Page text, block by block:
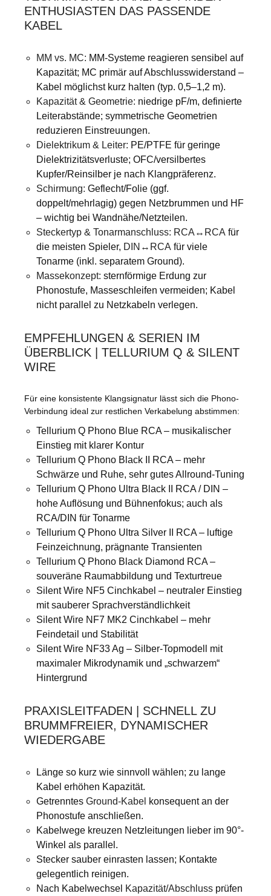
ENTHUSIASTEN DAS PASSENDE
KABEL
MM vs. MC: MM-Systeme reagieren sensibel auf
Kapazität; MC primär auf Abschlusswiderstand –
Kabel möglichst kurz halten (typ. 0,5–1,2 m).
Kapazität & Geometrie: niedrige pF/m, definierte
Leiterabstände; symmetrische Geometrien
reduzieren Einstreuungen.
Dielektrikum & Leiter: PE/PTFE für geringe
Dielektrizitätsverluste; OFC/versilbertes
Kupfer/Reinsilber je nach Klangpräferenz.
Schirmung: Geflecht/Folie (ggf.
doppelt/mehrlagig) gegen Netzbrummen und HF
– wichtig bei Wandnähe/Netzteilen.
Steckertyp & Tonarmanschluss: RCA↔RCA für
die meisten Spieler, DIN↔RCA für viele
Tonarme (inkl. separatem Ground).
Massekonzept: sternförmige Erdung zur
Phonostufe, Masseschleifen vermeiden; Kabel
nicht parallel zu Netzkabeln verlegen.
EMPFEHLUNGEN & SERIEN IM
ÜBERBLICK | TELLURIUM Q & SILENT
WIRE
Für eine konsistente Klangsignatur lässt sich die Phono-
Verbindung ideal zur restlichen Verkabelung abstimmen:
Tellurium Q Phono Blue RCA – musikalischer
Einstieg mit klarer Kontur
Tellurium Q Phono Black II RCA – mehr
Schwärze und Ruhe, sehr gutes Allround-Tuning
Tellurium Q Phono Ultra Black II RCA / DIN –
hohe Auflösung und Bühnenfokus; auch als
RCA/DIN für Tonarme
Tellurium Q Phono Ultra Silver II RCA – luftige
Feinzeichnung, prägnante Transienten
Tellurium Q Phono Black Diamond RCA –
souveräne Raumabbildung und Texturtreue
Silent Wire NF5 Cinchkabel – neutraler Einstieg
mit sauberer Sprachverständlichkeit
Silent Wire NF7 MK2 Cinchkabel – mehr
Feindetail und Stabilität
Silent Wire NF33 Ag – Silber-Topmodell mit
maximaler Mikrodynamik und „schwarzem“
Hintergrund
PRAXISLEITFADEN | SCHNELL ZU
BRUMMFREIER, DYNAMISCHER
WIEDERGABE
Länge so kurz wie sinnvoll wählen; zu lange
Kabel erhöhen Kapazität.
Getrenntes Ground-Kabel konsequent an der
Phonostufe anschließen.
Kabelwege kreuzen Netzleitungen lieber im 90°-
Winkel als parallel.
Stecker sauber einrasten lassen; Kontakte
gelegentlich reinigen.
Nach Kabelwechsel Kapazität/Abschluss prüfen